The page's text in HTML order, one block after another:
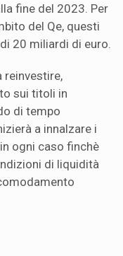
fine del 2023. Per
del Qe, questi
20 miliardi di euro.
reinvestire,
sui titoli in
di tempo
a innalzare i
ogni caso finchè
di liquidità